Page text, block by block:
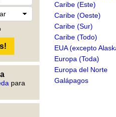
para
Caribe (Este)
Caribe (Oeste)
Caribe (Sur)
Caribe (Todo)
EUA (excepto
Europa (Toda)
Europa del Norte
Galápagos